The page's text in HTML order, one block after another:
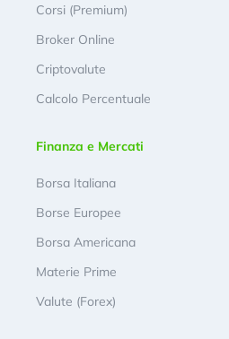
Corsi (Premium)
Broker Online
Criptovalute
Calcolo Percentuale
Finanza e Mercati
Borsa Italiana
Borse Europee
Borsa Americana
Materie Prime
Valute (Forex)